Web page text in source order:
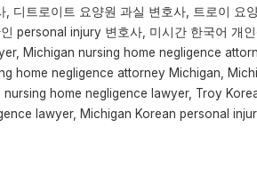
디트로이트 요양원 과실 변호사, 트로이 요
personal injury 변호사, 미시간 한국어 개
Michigan nursing home negligence
home negligence attorney Michigan,
home negligence lawyer, Troy
lawyer, Michigan Korean personal